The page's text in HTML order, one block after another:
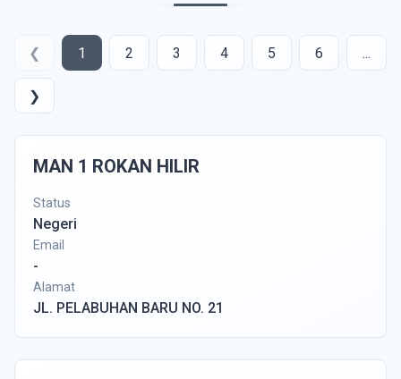
❮ 1 2 3 4 5 6 ...
❯
MAN 1 ROKAN HILIR
Status
Negeri
Email
-
Alamat
JL. PELABUHAN BARU NO. 21